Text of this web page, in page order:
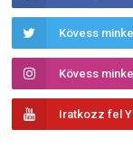
Kövess
Kövess
Iratkozz fel